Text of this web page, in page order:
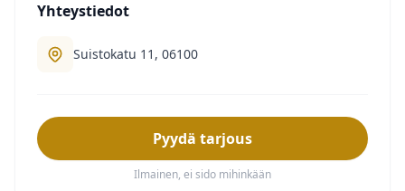
Yhteystiedot
Suistokatu 11, 06100
Pyydä tarjous
Ilmainen, ei sido mihinkään